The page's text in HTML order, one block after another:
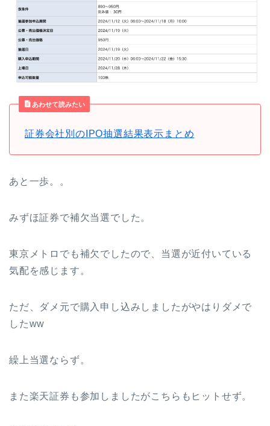
あわせて読みたい
証券会社別のIPO抽選結果表示まとめ
あと一歩。。
みずほ証券で補欠当選でした。
東京メトロでも補欠でしたので、当選が近付いている
気配を感じます。
ただ、ダメ元で購入申し込みしましたがやはりダメで
したww
繰上当選ならず。
また楽天証券も参加しましたがこちらもヒットせず。